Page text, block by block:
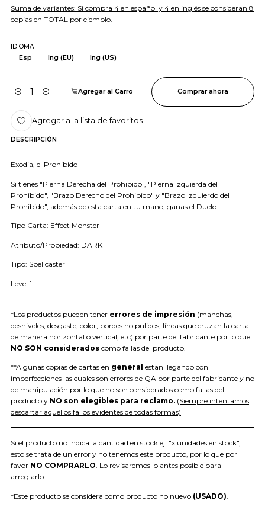
Suma de variantes: Si compra 4 en español y 4 en inglés se consideran 8
copias en TOTAL por ejemplo.
IDIOMA
Esp
Ing (EU) Ing (US)
Cantidad
Agregar al Carro Comprar ahora
Agregar a la lista de favoritos
DESCRIPCIÓN
Exodia, el Prohibido
Si tienes "Pierna Derecha del Prohibido", "Pierna Izquierda del
Prohibido", "Brazo Derecho del Prohibido" y "Brazo Izquierdo del
Prohibido", además de esta carta en tu mano, ganas el Duelo.
Tipo Carta: Effect Monster
Atributo/Propiedad: DARK
Tipo: Spellcaster
Level 1
*Los productos pueden tener errores de impresión (manchas,
desniveles, desgaste, color, bordes no pulidos, líneas que cruzan la carta
de manera horizontal o vertical, etc) por parte del fabricante por lo que
NO SON considerados como fallas del producto.
**Algunas copias de cartas en general estan llegando con
imperfecciones las cuales son errores de QA por parte del fabricante y no
de manipulación por lo que no son considerados como fallas del
producto y NO son elegibles para reclamo. (Siempre intentamos
descartar aquellos fallos evidentes de todas formas)
Si el producto no indica la cantidad en stock ej: "x unidades en stock",
esto se trata de un error y no tenemos este producto, por lo que por
favor NO COMPRARLO. Lo revisaremos lo antes posible para
arreglarlo.
*Este producto se considera como producto no nuevo (USADO)